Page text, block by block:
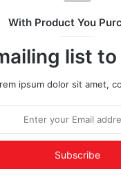
With Product You
list
ipsum dolor sit amet,